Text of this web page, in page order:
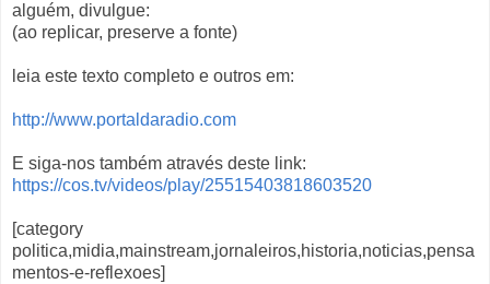
alguém, divulgue:
(ao replicar, preserve a fonte)
leia este texto completo e outros em:
http://www.portaldaradio.com
E siga-nos também através deste link:
https://cos.tv/videos/play/25515403818603520
[category
politica,midia,mainstream,jornaleiros,historia,noticias,pensa
mentos-e-reflexoes]